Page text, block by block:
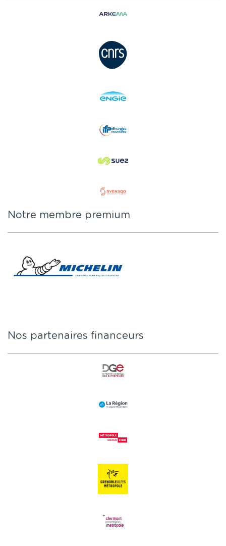
Notre membre premium
Nos partenaires financeurs